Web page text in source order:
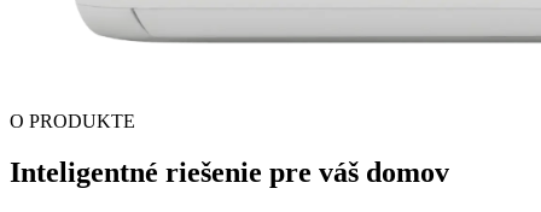
O PRODUKTE
Inteligentné riešenie pre váš domov